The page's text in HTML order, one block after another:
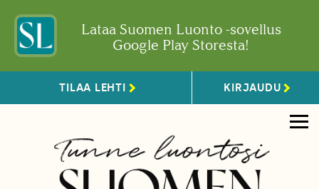
Lataa Suomen Luonto -sovellus
Google Play Storesta!
TILAA LEHTI KIRJAUDU